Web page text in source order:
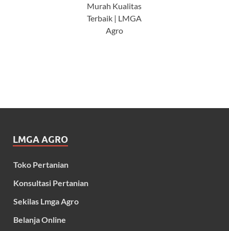
Murah Kualitas
Terbaik | LMGA
Agro
LMGA AGRO
Toko Pertanian
Konsultasi Pertanian
Sekilas Lmga Agro
Belanja Online